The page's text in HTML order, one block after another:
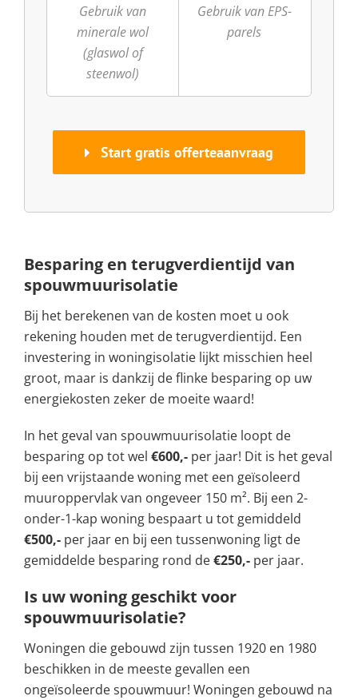
Gebruik van
minerale wol
(glaswol of
steenwol)
Gebruik van EPS-
parels
Start gratis offerteaanvraag
Besparing en terugverdientijd van
spouwmuurisolatie
Bij het berekenen van de kosten moet u ook
rekening houden met de terugverdientijd. Een
investering in woningisolatie lijkt misschien heel
groot, maar is dankzij de flinke besparing op uw
energiekosten zeker de moeite waard!
In het geval van spouwmuurisolatie loopt de
besparing op tot wel €600,- per jaar! Dit is het geval
bij een vrijstaande woning met een geïsoleerd
muuroppervlak van ongeveer 150 m². Bij een 2-
onder-1-kap woning bespaart u tot gemiddeld
€500,- per jaar en bij een tussenwoning ligt de
gemiddelde besparing rond de€250,- per jaar.
Is uw woning geschikt voor
spouwmuurisolatie?
Woningen die gebouwd zijn tussen 1920 en 1980
beschikken in de meeste gevallen een
ongeïsoleerde spouwmuur! Woningen gebouwd na